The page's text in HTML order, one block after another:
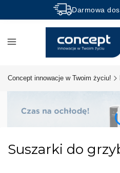
Darmowa
Rabaty -50%
Concept innowacje w Twoim życiu!
Suszarki do